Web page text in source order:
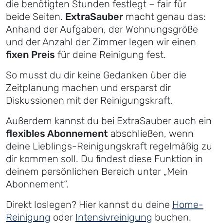
die benötigten Stunden festlegt – fair für
beide Seiten. ExtraSauber macht genau das:
Anhand der Aufgaben, der Wohnungsgröße
und der Anzahl der Zimmer legen wir einen
fixen Preis für deine Reinigung fest.
So musst du dir keine Gedanken über die
Zeitplanung machen und ersparst dir
Diskussionen mit der Reinigungskraft.
Außerdem kannst du bei ExtraSauber auch ein
flexibles Abonnement abschließen, wenn
deine Lieblings-Reinigungskraft regelmäßig zu
dir kommen soll. Du findest diese Funktion in
deinem persönlichen Bereich unter „Mein
Abonnement“.
Direkt loslegen? Hier kannst du deine Home-
Reinigung oder Intensivreinigung buchen.